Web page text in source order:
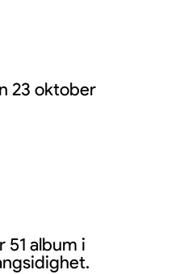
23 oktober
album i